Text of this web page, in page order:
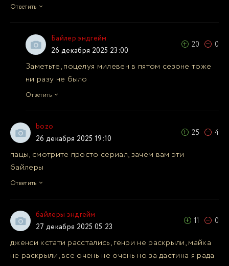
Ответить
Байлер эндгейм
26 декабря 2025 23:00
20 0
Заметьте, поцелуя милевен в пятом сезоне тоже
ни разу не было
Ответить
bozo
26 декабря 2025 19:10
25 4
пацы, смотрите просто сериал, зачем вам эти
байлеры
Ответить
байлеры эндгейм
27 декабря 2025 05:23
11 0
дженси кстати расстались, генри не раскрыли, майка
не раскрыли, все очень не очень но за дастина я рада